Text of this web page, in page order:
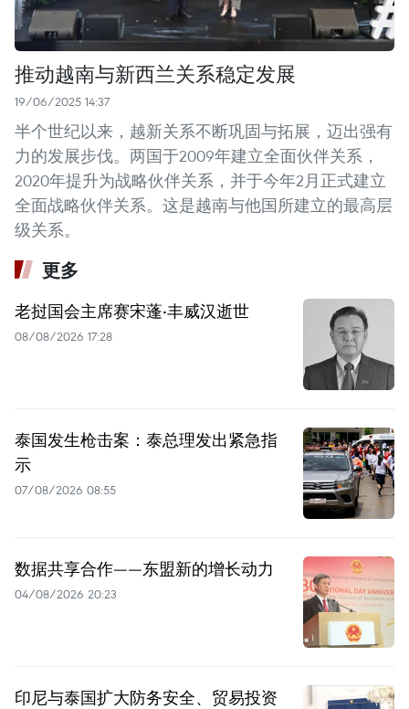
推动越南与新西兰关系稳定发展
19/06/2025 14:37
半个世纪以来，越新关系不断巩固与拓展，迈出强有
力的发展步伐。两国于2009年建立全面伙伴关系，
2020年提升为战略伙伴关系，并于今年2月正式建立
全面战略伙伴关系。这是越南与他国所建立的最高层
级关系。
更多
老挝国会主席赛宋蓬·丰威汉逝世
08/08/2026 17:28
泰国发生枪击案：泰总理发出紧急指
示
07/08/2026 08:55
数据共享合作——东盟新的增长动力
04/08/2026 20:23
印尼与泰国扩大防务安全、贸易投资